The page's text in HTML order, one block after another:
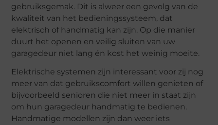
gebruiksgemak. Dit is alweer een gevolg van de
kwaliteit van het bedieningssysteem, dat
elektrisch of handmatig kan zijn. Op die manier
duurt het openen en veilig sluiten van uw
garagedeur niet lang én kost het weinig moeite.
Elektrische systemen zijn interessant voor zij nog
meer van dat gebruikscomfort willen genieten of
bijvoorbeeld senioren die niet meer in staat zijn
om hun garagedeur handmatig te bedienen.
Handmatige modellen zijn dan weer iets